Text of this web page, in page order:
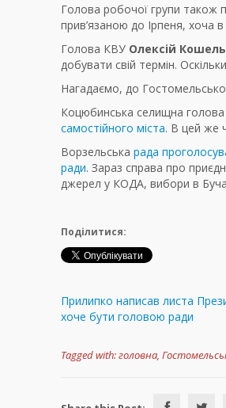
Голова робочої групи також
прив’язаною до Ірпеня,
Голова КВУ Олексій Кошель
добувати свій термін.
Нагадаємо, до
Коцюбинська селищна голова
самостійного міста. В цей же
Ворзельська рада
ради. Зараз справа про
джерел у КОДА, вибори в
Поділитися:
Прилипко написав листа
хоче бути головою ради
Tagged with:головна,